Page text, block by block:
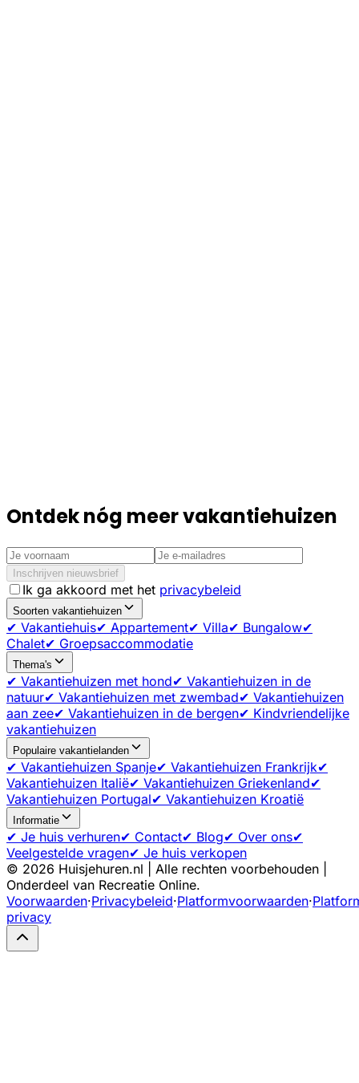
Ontdek nóg meer vakantiehuizen
Inschrijven nieuwsbrief
Ik ga akkoord met het privacybeleid
Soorten vakantiehuizen
✔ Vakantiehuis✔ Appartement✔ Villa✔ Bungalow✔
Chalet✔ Groepsaccommodatie
Thema's
✔ Vakantiehuizen met hond✔ Vakantiehuizen in de
natuur✔ Vakantiehuizen met zwembad✔ Vakantiehuizen
aan zee✔ Vakantiehuizen in de bergen✔ Kindvriendelijke
vakantiehuizen
Populaire vakantielanden
✔ Vakantiehuizen Spanje✔ Vakantiehuizen Frankrijk✔
Vakantiehuizen Italië✔ Vakantiehuizen Griekenland✔
Vakantiehuizen Portugal✔ Vakantiehuizen Kroatië
Informatie
✔ Je huis verhuren✔ Contact✔ Blog✔ Over ons✔
Veelgestelde vragen✔ Je huis verkopen
© 2026 Huisjehuren.nl | Alle rechten voorbehouden |
Onderdeel van Recreatie Online.
Voorwaarden·Privacybeleid·Platformvoorwaarden·
privacy